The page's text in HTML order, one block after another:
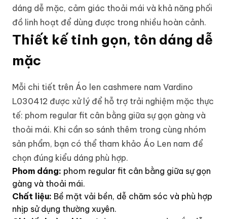
dáng dễ mặc, cảm giác thoải mái và khả năng phối
đồ linh hoạt để dùng được trong nhiều hoàn cảnh.
Thiết kế tinh gọn, tôn dáng dễ
mặc
Mỗi chi tiết trên Áo len cashmere nam Vardino
L030412 được xử lý để hỗ trợ trải nghiệm mặc thực
tế: phom regular fit cân bằng giữa sự gọn gàng và
thoải mái. Khi cần so sánh thêm trong cùng nhóm
sản phẩm, bạn có thể tham khảo Áo Len nam để
chọn đúng kiểu dáng phù hợp.
Phom dáng: phom regular fit cân bằng giữa sự gọn
gàng và thoải mái.
Chất liệu: Bề mặt vải bền, dễ chăm sóc và phù hợp
nhịp sử dụng thường xuyên.